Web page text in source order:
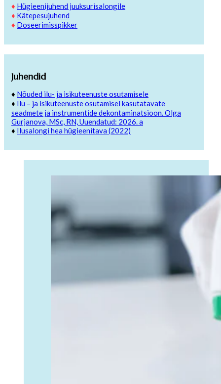
♦ Hügieenijuhend juuksurisalongile
♦ Kätepesujuhend
♦ Doseerimisspikker
Juhendid
♦ Nõuded ilu- ja isikuteenuste osutamisele
♦ Ilu – ja isikuteenuste osutamisel kasutatavate
seadmete ja instrumentide dekontaminatsioon. Olga
Gurjanova, MSc, RN, Uuendatud: 2026. a
♦ Ilusalongi hea hügieenitava (2022)